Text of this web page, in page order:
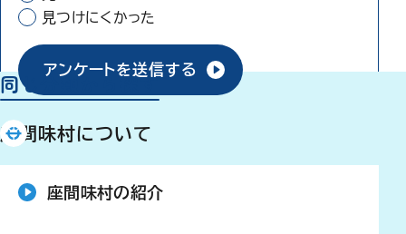
見つけにくかった
アンケートを送信する
同じ分類から探す
座間味村について
座間味村の紹介